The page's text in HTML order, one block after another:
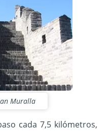
Muralla
cada 7,5 kilómetros,